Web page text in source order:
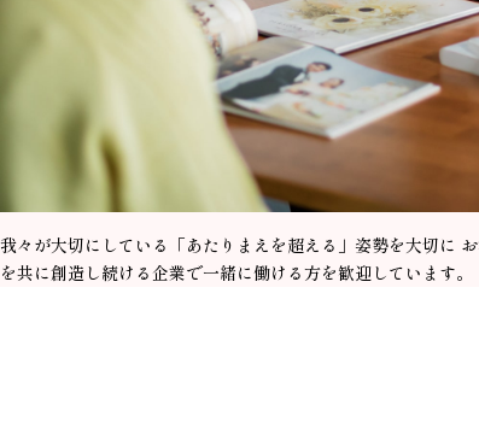
我々が大切にしている「あたりまえを超える」姿勢を大切に
を共に創造し続ける企業で一緒に働ける方を歓迎しています。